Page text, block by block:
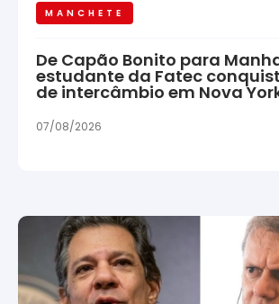
MANCHETE
De Capão Bonito para
estudante da Fatec
de intercâmbio em Nova
07/08/2026